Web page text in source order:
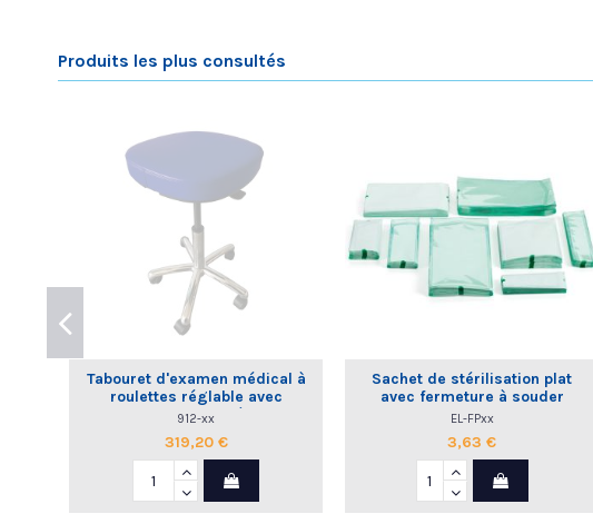
Produits les plus consultés
Tabouret d'examen médical à
roulettes réglable avec
dossier commande à la main
912-xx
319,20 €
Sachet de stérilisation plat
avec fermeture à souder
EL-FPxx
3,63 €